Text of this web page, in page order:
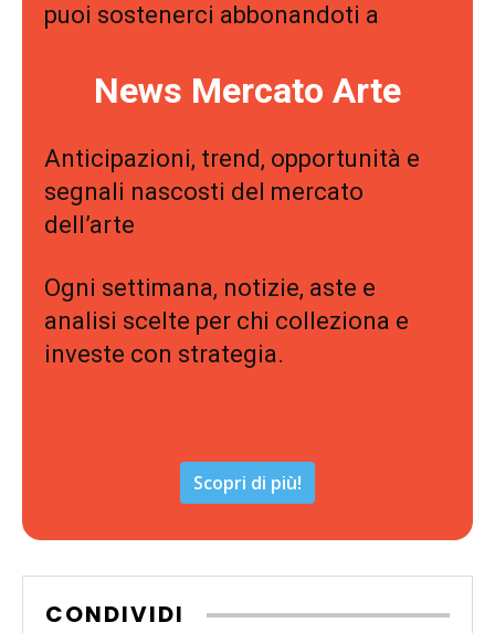
puoi sostenerci abbonandoti a
News Mercato Arte
Anticipazioni, trend, opportunità e
segnali nascosti del mercato
dell’arte
Ogni settimana, notizie, aste e
analisi scelte per chi colleziona e
investe con strategia.
Scopri di più!
CONDIVIDI